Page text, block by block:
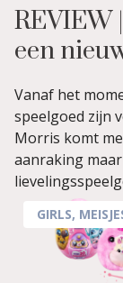
REVIEW
een
Vanaf het
speelgoed zijn
Morris komt
aanraking
GIRLS,